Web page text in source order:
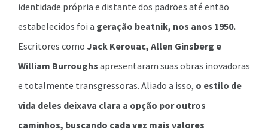
identidade própria e distante dos padrões até então
estabelecidos foi a geração beatnik, nos anos 1950.
Escritores como Jack Kerouac, Allen Ginsberg e
William Burroughs apresentaram suas obras inovadoras
e totalmente transgressoras. Aliado a isso, o estilo de
vida deles deixava clara a opção por outros
caminhos, buscando cada vez mais valores